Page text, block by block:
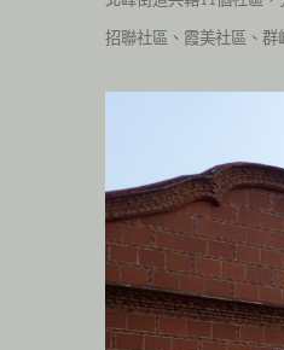
招聯社區、霞美社區、